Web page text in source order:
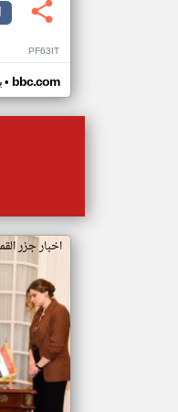
PF63IT
• bbc.com
اخبار جزر